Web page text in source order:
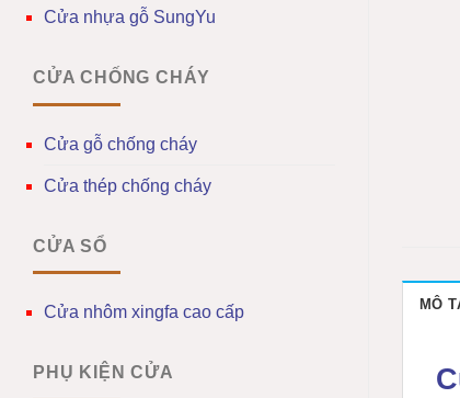
Cửa nhựa gỗ SungYu
CỬA CHỐNG CHÁY
Cửa gỗ chống cháy
Cửa thép chống cháy
CỬA SỔ
Cửa nhôm xingfa cao cấp
PHỤ KIỆN CỬA
MÔ